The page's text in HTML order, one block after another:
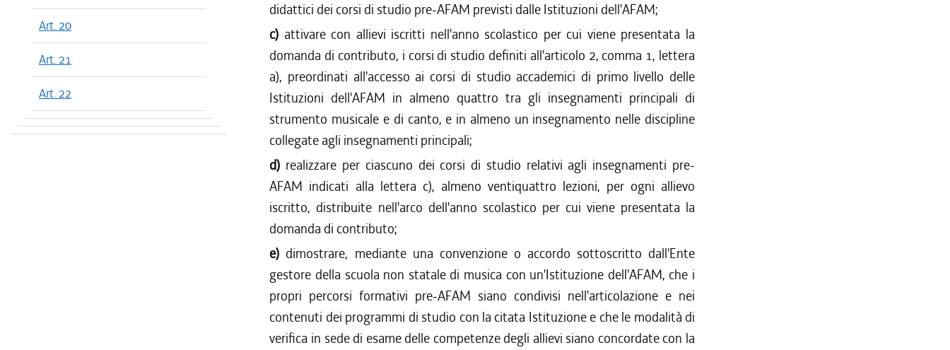
Art. 20
Art. 21
Art. 22
didattici dei corsi di studio pre-AFAM previsti dalle Istituzioni dell'AFAM;
c) attivare con allievi iscritti nell'anno scolastico per cui viene presentata la
domanda di contributo, i corsi di studio definiti all'articolo 2, comma 1, lettera
a), preordinati all'accesso ai corsi di studio accademici di primo livello delle
Istituzioni dell'AFAM in almeno quattro tra gli insegnamenti principali di
strumento musicale e di canto, e in almeno un insegnamento nelle discipline
collegate agli insegnamenti principali;
d) realizzare per ciascuno dei corsi di studio relativi agli insegnamenti pre-
AFAM indicati alla lettera c), almeno ventiquattro lezioni, per ogni allievo
iscritto, distribuite nell'arco dell'anno scolastico per cui viene presentata la
domanda di contributo;
e) dimostrare, mediante una convenzione o accordo sottoscritto dall'Ente
gestore della scuola non statale di musica con un'Istituzione dell'AFAM, che i
propri percorsi formativi pre-AFAM siano condivisi nell'articolazione e nei
contenuti dei programmi di studio con la citata Istituzione e che le modalità di
verifica in sede di esame delle competenze degli allievi siano concordate con la